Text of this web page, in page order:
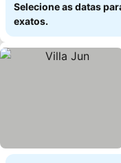
Selecione as datas
exatos.